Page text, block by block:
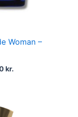
Woman –
kr.